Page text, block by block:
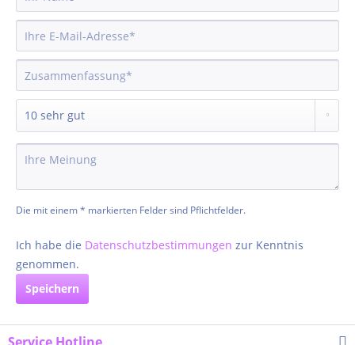
Die mit einem * markierten Felder sind Pflichtfelder.
Ich habe die Datenschutzbestimmungen zur Kenntnis
genommen.
Speichern